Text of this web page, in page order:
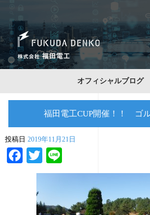
オフィシャルブログ
福田電工CUP開催！！ ゴ
投稿日 2019年11月21日
Facebook
Twitter